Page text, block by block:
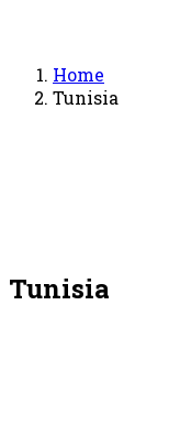
Home
Tunisia
Tunisia